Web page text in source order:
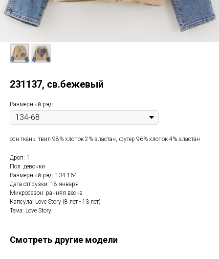
231137, св.бежевый
Размерный ряд
осн.ткань: твил 98% хлопок 2% эластан, футер 96% хлопок 4% эластан
Дроп: 1
Пол: девочки
Размерный ряд: 134-164
Дата отгрузки: 18 января
Микросезон: ранняя весна
Капсула: Love Story (8 лет - 13 лет)
Тема: Love Story
Смотреть другие модели